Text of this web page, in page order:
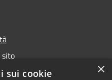
sito
×
sui cookie